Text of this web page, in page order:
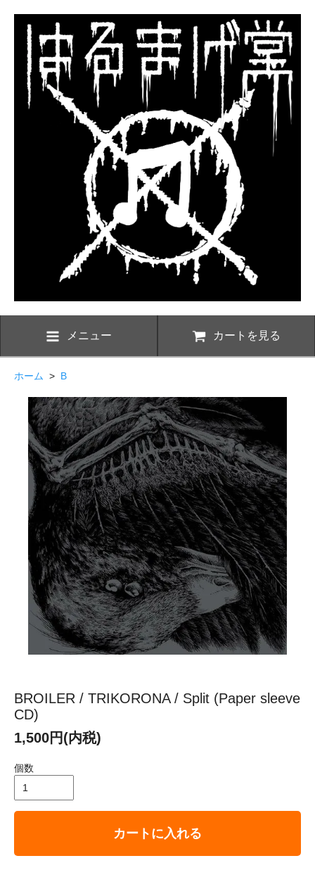
メニュー カートを見る
ホーム > B
BROILER / TRIKORONA / Split (Paper sleeve
CD)
1,500円(内税)
個数
カートに入れる